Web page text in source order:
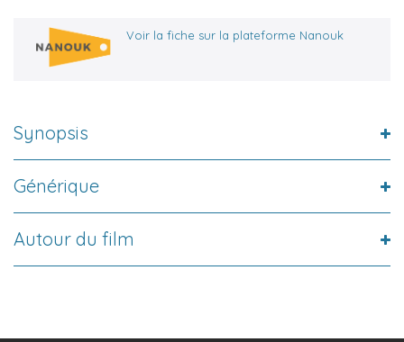
Voir la fiche sur la plateforme Nanouk
Synopsis
Générique
Autour du film